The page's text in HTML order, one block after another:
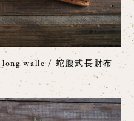
walle / 蛇腹式長財布